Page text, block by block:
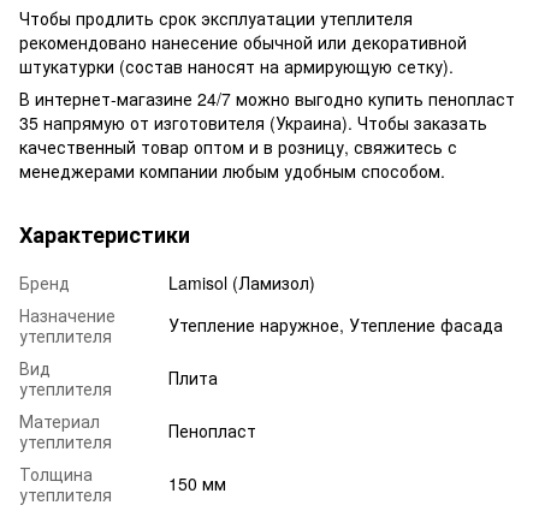
Чтобы продлить срок эксплуатации утеплителя
рекомендовано нанесение обычной или декоративной
штукатурки (состав наносят на армирующую сетку).
В интернет-магазине 24/7 можно выгодно купить пенопласт
35 напрямую от изготовителя (Украина). Чтобы заказать
качественный товар оптом и в розницу, свяжитесь с
менеджерами компании любым удобным способом.
Характеристики
Бренд
Lamisol (Ламизол)
Назначение
утеплителя
Утепление наружное, Утепление фасада
Вид
утеплителя
Плита
Материал
утеплителя
Пенопласт
Толщина
утеплителя
150 мм